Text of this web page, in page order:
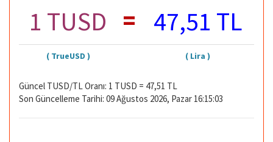
1 TUSD = 47,51 TL
( TrueUSD ) ( Lira )
Güncel TUSD/TL Oranı: 1 TUSD = 47,51 TL
Son Güncelleme Tarihi: 09 Ağustos 2026, Pazar 16:15:03